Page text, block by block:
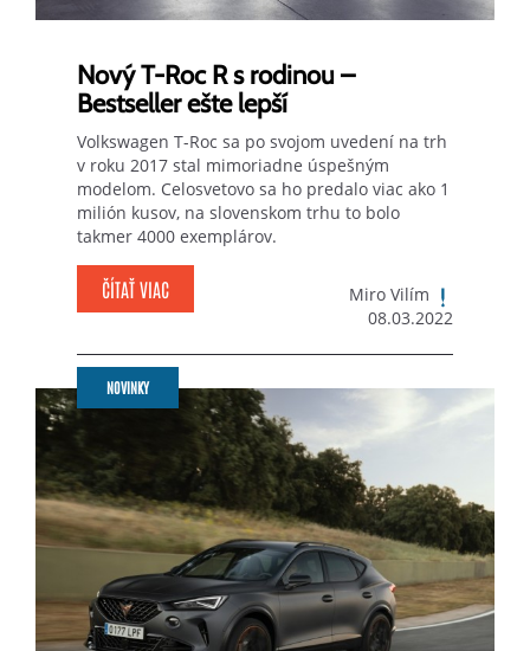
Nový T-Roc R s rodinou –
Bestseller ešte lepší
Volkswagen T-Roc sa po svojom uvedení na trh
v roku 2017 stal mimoriadne úspešným
modelom. Celosvetovo sa ho predalo viac ako 1
milión kusov, na slovenskom trhu to bolo
takmer 4000 exemplárov.
ČÍTAŤ VIAC
Miro Vilím
08.03.2022
NOVINKY